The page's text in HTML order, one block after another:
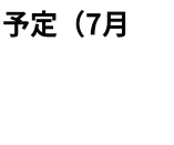
定（7月